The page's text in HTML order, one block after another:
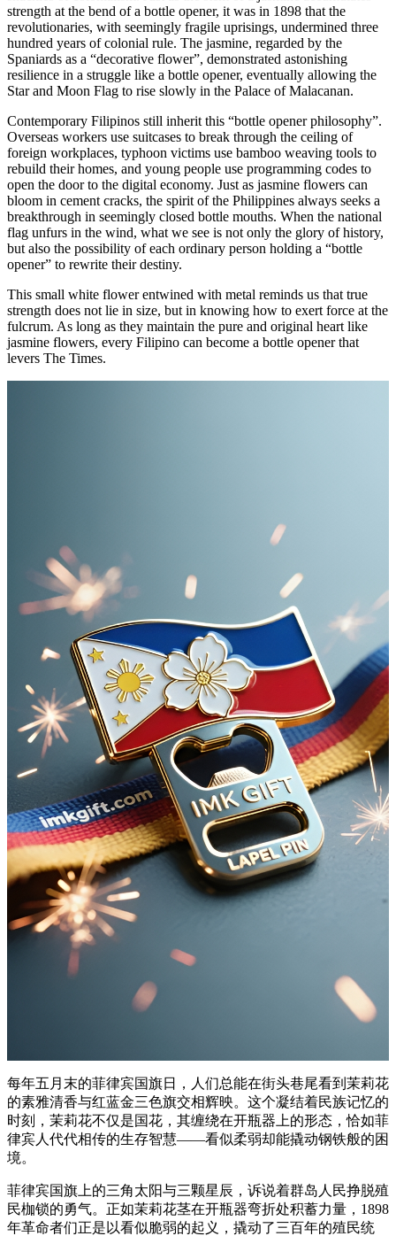
strength at the bend of a bottle opener, it was in 1898 that the
revolutionaries, with seemingly fragile uprisings, undermined three
hundred years of colonial rule. The jasmine, regarded by the
Spaniards as a “decorative flower”, demonstrated astonishing
resilience in a struggle like a bottle opener, eventually allowing the
Star and Moon Flag to rise slowly in the Palace of Malacanan.
Contemporary Filipinos still inherit this “bottle opener philosophy”.
Overseas workers use suitcases to break through the ceiling of
foreign workplaces, typhoon victims use bamboo weaving tools to
rebuild their homes, and young people use programming codes to
open the door to the digital economy. Just as jasmine flowers can
bloom in cement cracks, the spirit of the Philippines always seeks a
breakthrough in seemingly closed bottle mouths. When the national
flag unfurs in the wind, what we see is not only the glory of history,
but also the possibility of each ordinary person holding a “bottle
opener” to rewrite their destiny.
This small white flower entwined with metal reminds us that true
strength does not lie in size, but in knowing how to exert force at the
fulcrum. As long as they maintain the pure and original heart like
jasmine flowers, every Filipino can become a bottle opener that
levers The Times.
每年五月末的菲律宾国旗日，人们总能在街头巷尾看到茉莉花
的素雅清香与红蓝金三色旗交相辉映。这个凝结着民族记忆的
时刻，茉莉花不仅是国花，其缠绕在开瓶器上的形态，恰如菲
律宾人代代相传的生存智慧——看似柔弱却能撬动钢铁般的困
境。
菲律宾国旗上的三角太阳与三颗星辰，诉说着群岛人民挣脱殖
民枷锁的勇气。正如茉莉花茎在开瓶器弯折处积蓄力量，1898
年革命者们正是以看似脆弱的起义，撬动了三百年的殖民统